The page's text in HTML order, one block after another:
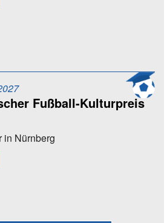
Fußball-Kulturpreis
in Nürnberg